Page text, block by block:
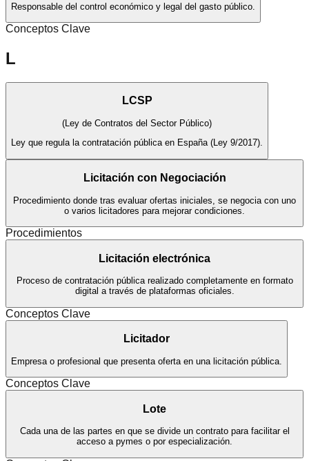
Responsable del control económico y legal del gasto público.
Conceptos Clave
L
LCSP
( Ley de Contratos del Sector Público)
Ley que regula la contratación pública en España (Ley 9/2017).
Licitación con Negociación
Procedimiento donde tras evaluar ofertas iniciales, se negocia con uno
o varios licitadores para mejorar condiciones.
Procedimientos
Licitación electrónica
Proceso de contratación pública realizado completamente en formato
digital a través de plataformas oficiales.
Conceptos Clave
Licitador
Empresa o profesional que presenta oferta en una licitación pública.
Conceptos Clave
Lote
Cada una de las partes en que se divide un contrato para facilitar el
acceso a pymes o por especialización.